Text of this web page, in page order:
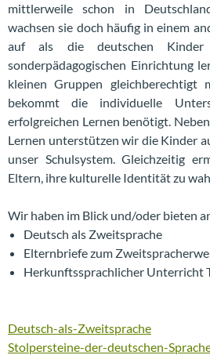
mittlerweile schon in
wachsen sie doch häufig in einem
auf als die deutschen
sonderpädagogischen Einrichtung
kleinen Gruppen gleichberechtigt
bekommt die individuelle
erfolgreichen Lernen benötigt.
Lernen unterstützen wir die Kinder
unser Schulsystem. Gleichzeitig
Eltern, ihre kulturelle Identität zu
Wir haben im Blick und/oder bieten
Deutsch als Zweitsprache
Elternbriefe zum
Herkunftssprachlicher Unterricht
Deutsch-als-Zweitsprache
Stolpersteine-der-deutschen-